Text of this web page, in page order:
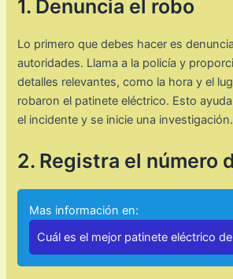
1. Denuncia el robo
Lo primero que debes hacer es
autoridades. Llama a la policía y
detalles relevantes, como la hora y el
robaron el patinete eléctrico. Esto
el incidente y se inicie una investigación.
2. Registra el número
Mas información en:
Cuál es el mejor patinete eléctrico